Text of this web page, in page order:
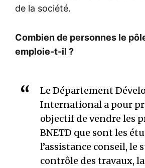
de la société.
Combien de personnes le
emploie-t-il ?
Le Département
International a pour
objectif de vendre les
BNETD que sont les
l’assistance conseil, le
contrôle des travaux,